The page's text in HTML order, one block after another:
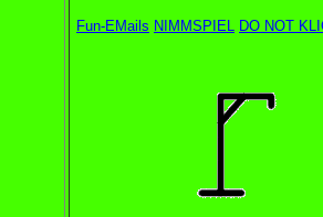
Fun-EMails NIMMSPIEL DO NOT